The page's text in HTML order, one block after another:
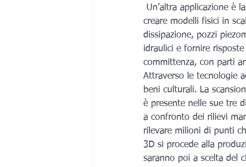
creare modelli fisici in
dissipazione, pozzi
idraulici e fornire
committenza, con parti
Attraverso le tecnologie
beni culturali. La
è presente nelle sue tre
a confronto dei rilievi
rilevare milioni di punti
3D si procede alla
saranno poi a scelta del